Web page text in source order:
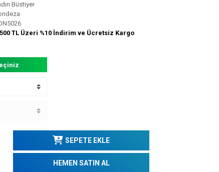
Büstiyer
TL Üzeri %10 İndirim ve Ücretsiz Kargo
SEPETE EKLE
HEMEN SATIN AL